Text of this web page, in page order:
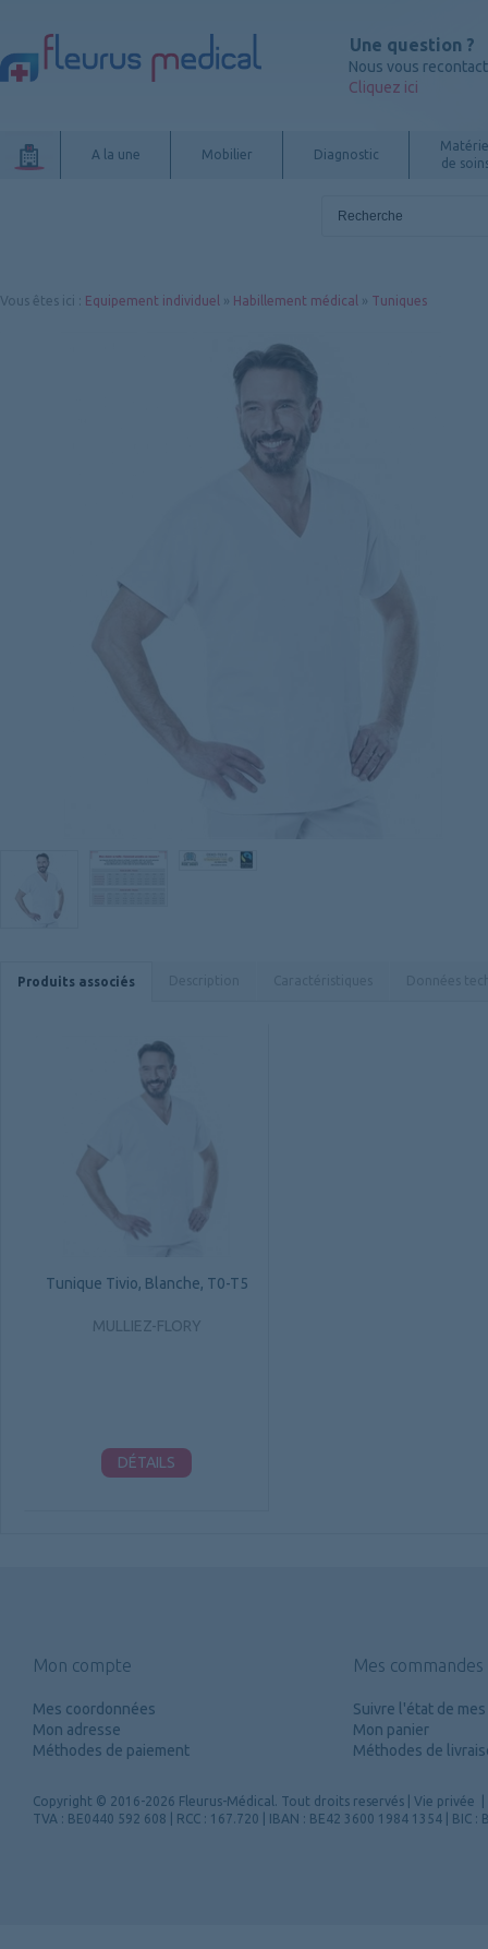
Une question ?
Nous vous
Cliquez ici
A la une Mobilier Diagnostic
de
Vous êtes ici Equipement individuel » Habillement médical » Tuniques
Produits associés
Tunique Tivio, Blanche, T0-T5
MULLIEZ-FLORY
DÉTAILS
Mon compte
Mes coordonnées
Mon adresse
Méthodes de paiement
Mes commandes
Suivre l'état de
Mon panier
Méthodes de
Copyright © 2016-2026 Fleurus-Médical. Tout droits reservés Vie privée
TVA : BE0440 592 608 | RCC : 167.720 | IBAN : BE42 3600 1984 1354 | BIC :